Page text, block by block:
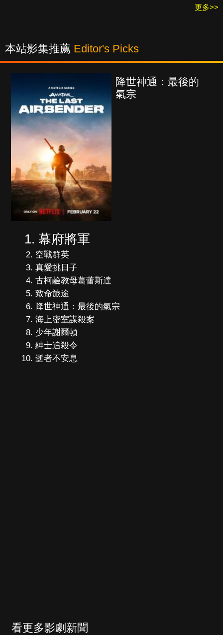
更多>>
本站影集推薦 Editor's Picks
降世神通：最後的
氣宗
幕府將軍
空戰群英
真愛挑日子
古柯鹼教母葛蕾斯達
致命旅途
降世神通：最後的氣宗
海上密室謀殺案
少年謝爾頓
紳士追殺令
逝者不安息
看更多影劇新聞